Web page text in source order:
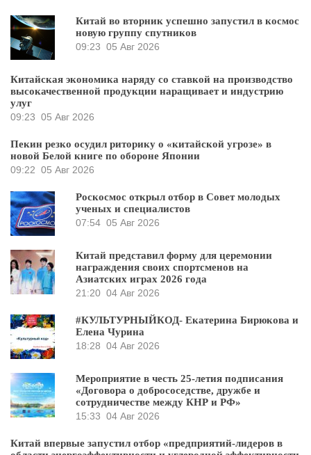
Китай во вторник успешно запустил в космос
новую группу спутников
09:23 05 Авг 2026
Китайская экономика наряду со ставкой на производство
высокачественной продукции наращивает и индустрию
улуг
09:23 05 Авг 2026
Пекин резко осудил риторику о «китайской угрозе» в
новой Белой книге по обороне Японии
09:22 05 Авг 2026
Роскосмос открыл отбор в Совет молодых
ученых и специалистов
07:54 05 Авг 2026
Китай представил форму для церемонии
награждения своих спортсменов на
Азиатских играх 2026 года
21:20 04 Авг 2026
#КУЛЬТУРНЫЙКОД- Екатерина Бирюкова и
Елена Чурина
18:28 04 Авг 2026
Мероприятие в честь 25-летия подписания
«Договора о добрососедстве, дружбе и
сотрудничестве между КНР и РФ»
15:33 04 Авг 2026
Китай впервые запустил отбор «предприятий-лидеров в